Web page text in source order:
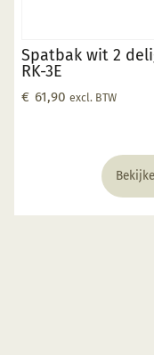
Spatbak wit 2
RK-3E
€ 61,90 excl. BTW